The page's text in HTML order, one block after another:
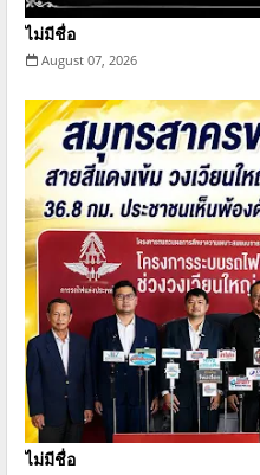
ไม่มีชื่อ
August 07, 2026
ไม่มีชื่อ